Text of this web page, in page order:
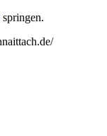
springen.